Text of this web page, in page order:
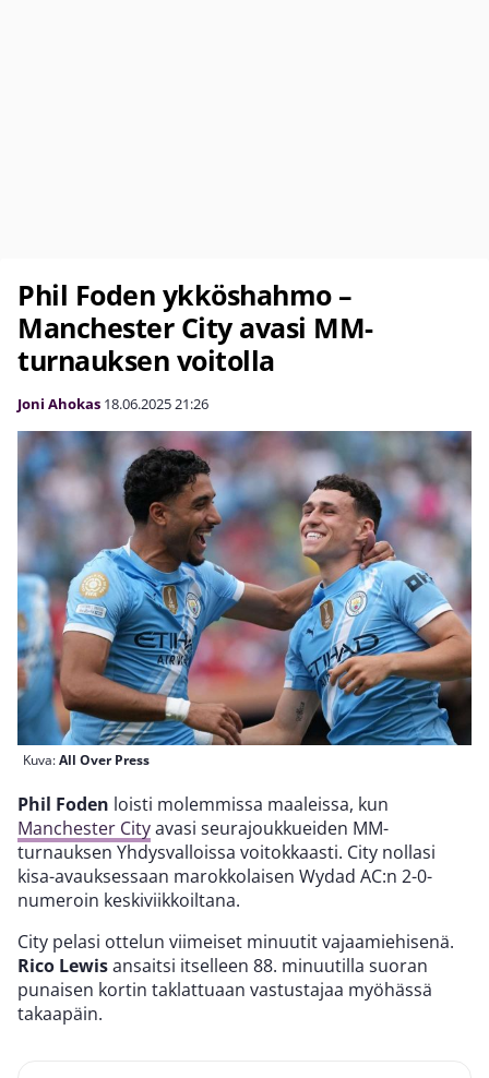
Phil Foden ykköshahmo –
Manchester City avasi MM-
turnauksen voitolla
Joni Ahokas 18.06.202521:26
Kuva:All Over Press
Phil Foden loisti molemmissa maaleissa, kun
Manchester Cityavasi seurajoukkueiden MM-
turnauksen Yhdysvalloissa voitokkaasti. City nollasi
kisa-avauksessaan marokkolaisen Wydad AC:n 2-0-
numeroin keskiviikkoiltana.
City pelasi ottelun viimeiset minuutit vajaamiehisenä.
Rico Lewisansaitsi itselleen 88. minuutilla suoran
punaisen kortin taklattuaan vastustajaa myöhässä
takaapäin.